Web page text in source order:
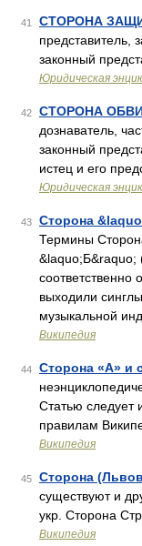
41 СТОРОНА
представитель,
законный
Юридическая
42 СТОРОНА
дознаватель,
законный
истец и его
Юридическая
43 Сторона
Термины
&laquo;Б&raquo;
соответственно
выходили
музыкальной
Википедия
44 Сторона «А» и
Статью следует
правилам
Википедия
45 Сторона
существуют и
укр. Сторона
Википедия